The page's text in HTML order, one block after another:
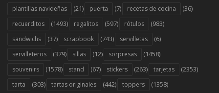
plantillas navideñas (21) puerta (7) recetas de cocina (36)
recuerditos (1493) regalitos (597) rótulos (983)
sandwichs (37) scrapbook (743) servilletas (6)
servilleteros (379) sillas (12) sorpresas (1458)
souvenirs (1578) stand (67) stickers (263) tarjetas (2353)
tarta (303) tartas originales (442) toppers (1358)